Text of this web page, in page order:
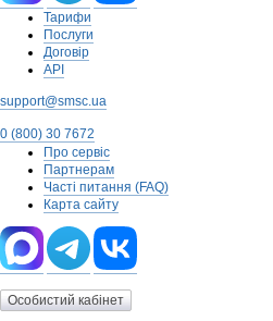
Тарифи
Послуги
Договір
API
support@smsc.ua
0 (800) 30 7672
Про сервіс
Партнерам
Часті питання (FAQ)
Карта сайту